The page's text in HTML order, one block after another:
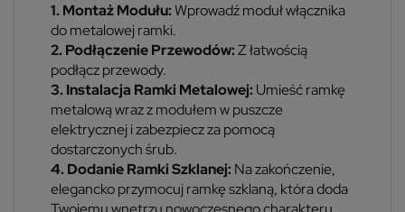
1. Montaż Modułu:Wprowadź moduł włącznika
do metalowej ramki.
2. Podłączenie Przewodów:Z łatwością
podłącz przewody.
3. Instalacja Ramki Metalowej: Umieść ramkę
metalową wraz z modułem w puszcze
elektrycznej i zabezpiecz za pomocą
dostarczonych śrub.
4. Dodanie Ramki Szklanej: Na zakończenie,
elegancko przymocuj ramkę szklaną, która doda